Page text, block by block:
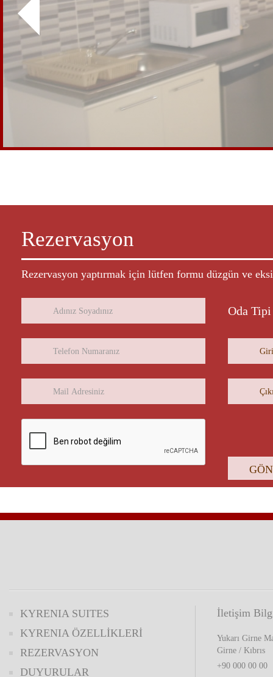
Rezervasyon
Rezervasyon yaptırmak için lütfen formu düzgün ve
Oda Tipi
KYRENIA SUITES
KYRENIA ÖZELLİKLERİ
REZERVASYON
DUYURULAR
İletişim
Yukarı Girne
Girne / Kıbrıs
+90 000 00 00